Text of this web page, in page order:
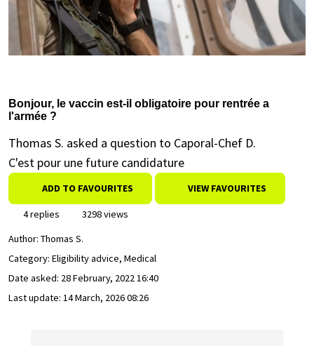
Bonjour, le vaccin est-il obligatoire pour rentrée a
l'armée ?
Thomas S. asked a question to Caporal-Chef D.
C'est pour une future candidature
ADD TO FAVOURITES VIEW FAVOURITES
4 replies
3298 views
Author: Thomas S.
Category: Eligibility advice, Medical
Date asked: 28 February, 2022 16:40
Last update: 14 March, 2026 08:26